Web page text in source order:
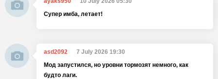
Супер имба, летает!
asd2092
7 July 2026 19:30
Мод запустился, но уровни тормозят немного, как
будто лаги.